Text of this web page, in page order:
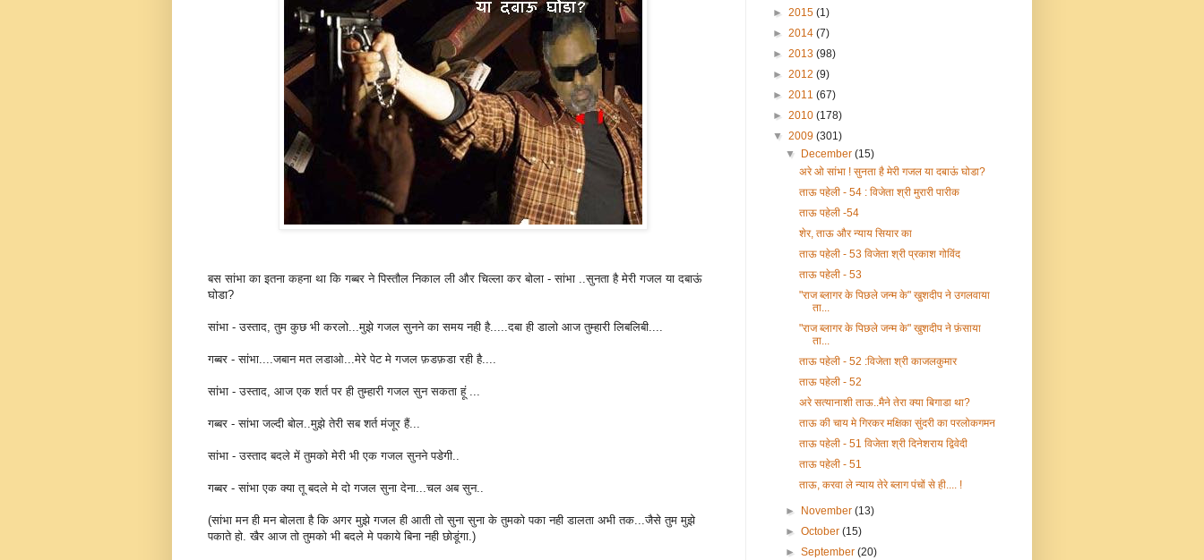
बस सांभा का इतना कहना था कि गब्बर ने पिस्तौल निकाल ली और चिल्ला कर बोला - सांभा ..सुनता है मेरी गजल या दबाऊं
घोडा?
सांभा - उस्ताद, तुम कुछ भी करलो...मुझे गजल सुनने का समय नही है.....दबा ही डालो आज तुम्हारी लिबलिबी....
गब्बर - सांभा....जबान मत लडाओ...मेरे पेट मे गजल फ़डफ़डा रही है....
सांभा - उस्ताद, आज एक शर्त पर ही तुम्हारी गजल सुन सकता हूं ...
गब्बर - सांभा जल्दी बोल..मुझे तेरी सब शर्त मंजूर हैं...
सांभा - उस्ताद बदले में तुमको मेरी भी एक गजल सुनने पडेगी..
गब्बर - सांभा एक क्या तू बदले मे दो गजल सुना देना...चल अब सुन..
(सांभा मन ही मन बोलता है कि अगर मुझे गजल ही आती तो सुना सुना के तुमको पका नही डालता अभी तक...जैसे तुम मुझे
पकाते हो. खैर आज तो तुमको भी बदले मे पकाये बिना नही छोडूंगा.)
► 2015 (1)
► 2014 (7)
► 2013 (98)
► 2012 (9)
► 2011 (67)
► 2010 (178)
▼ 2009 (301)
▼
December(15)
अरे ओ सांभा ! सुनता है मेरी गजल या दबाऊं घोडा?
ताऊ पहेली - 54 : विजेता श्री मुरारी पारीक
ताऊ पहेली -54
शेर, ताऊ और न्याय सियार का
ताऊ पहेली - 53 विजेता श्री प्रकाश गोविंद
ताऊ पहेली - 53
"राज ब्लागर के पिछले जन्म के" खुशदीप ने उगलवाया
ता...
"राज ब्लागर के पिछले जन्म के" खुशदीप ने फ़ंसाया
ता...
ताऊ पहेली - 52 :विजेता श्री काजलकुमार
ताऊ पहेली - 52
अरे सत्यानाशी ताऊ..मैने तेरा क्या बिगाडा था?
ताऊ की चाय मे गिरकर मक्षिका सुंदरी का परलोकगमन
ताऊ पहेली - 51 विजेता श्री दिनेशराय द्विवेदी
ताऊ पहेली - 51
ताऊ, करवा ले न्याय तेरे ब्लाग पंचों से ही.... !
► November(13)
►October(15)
►September(20)